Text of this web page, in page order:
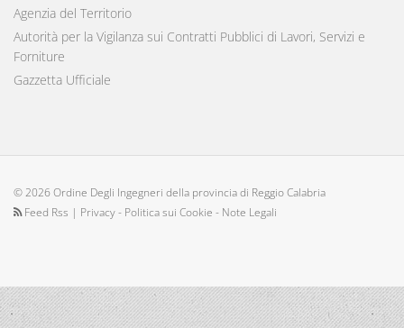
Agenzia del Territorio
Autorità per la Vigilanza sui Contratti Pubblici di Lavori, Servizi e
Forniture
Gazzetta Ufficiale
© 2026 Ordine Degli Ingegneri della provincia di Reggio Calabria
Feed Rss | Privacy - Politica sui Cookie - Note Legali